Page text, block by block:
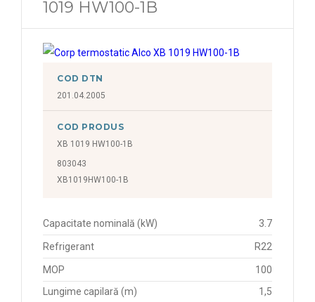
1019 HW100-1B
COD DTN
201.04.2005
COD PRODUS
XB 1019 HW100-1B
803043
XB1019HW100-1B
Capacitate nominală (kW) 3.7
Refrigerant R22
MOP
100
Lungime capilară (m)
1,5